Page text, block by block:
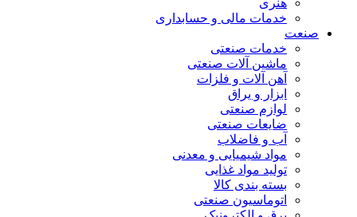
هنری
خدمات مالی و حسابداری
صنعت
خدمات صنعتی
ماشین آلات صنعتی
آهن آلات و فلزات
ابزار و یراق
لوازم صنعتی
ضایعات صنعتی
آب و فاضلاب
مواد شیمیایی و معدنی
تولید مواد غذایی
بسته بندی کالا
اتوماسیون صنعتی